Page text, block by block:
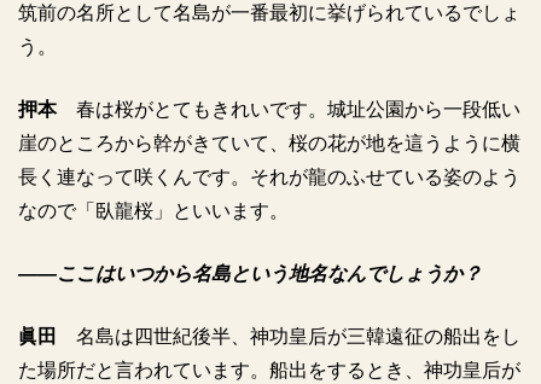
筑前の名所として名島が一番最初に挙げられているでしょ
う。
押本春は桜がとてもきれいです。城址公園から一段低い
崖のところから幹がきていて、桜の花が地を這うように横
長く連なって咲くんです。それが龍のふせている姿のよう
なので「臥龍桜」といいます。
――ここはいつから名島という地名なんでしょうか？
眞田
名島は四世紀後半、神功皇后が三韓遠征の船出をし
た場所だと言われています。船出をするとき、神功皇后が